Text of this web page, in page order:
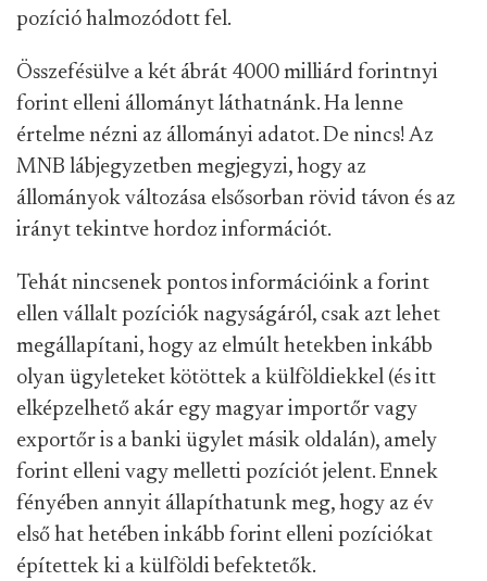
pozíció halmozódott fel.
Összefésülve a két ábrát 4000 milliárd forintnyi
forint elleni állományt láthatnánk. Ha lenne
értelme nézni az állományi adatot. De nincs! Az
MNB lábjegyzetben megjegyzi, hogy az
állományok változása elsősorban rövid távon és az
irányt tekintve hordoz információt.
Tehát nincsenek pontos információink a forint
ellen vállalt pozíciók nagyságáról, csak azt lehet
megállapítani, hogy az elmúlt hetekben inkább
olyan ügyleteket kötöttek a külföldiekkel (és itt
elképzelhető akár egy magyar importőr vagy
exportőr is a banki ügylet másik oldalán), amely
forint elleni vagy melletti pozíciót jelent. Ennek
fényében annyit állapíthatunk meg, hogy az év
első hat hetében inkább forint elleni pozíciókat
építettek ki a külföldi befektetők.